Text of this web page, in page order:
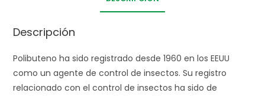
Descripción
Polibuteno ha sido registrado desde 1960 en los EEUU
como un agente de control de insectos. Su registro
relacionado con el control de insectos ha sido de